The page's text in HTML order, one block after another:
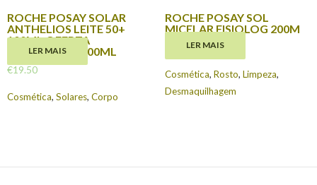
ROCHE POSAY SOLAR
ANTHELIOS LEITE 50+
100ML OFERTA
POSTHELIOS 100ML
€19.50
LER MAIS
Cosmética, Solares, Corpo
ROCHE POSAY SOL
MICELAR FISIOLOG 200M
13.70LER MAIS
Cosmética, Rosto, Limpeza,
Desmaquilhagem